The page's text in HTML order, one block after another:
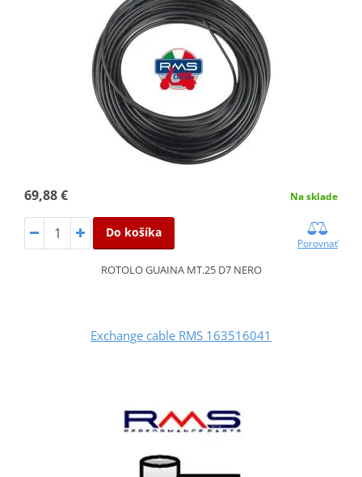
69,88 € Na sklade
Do košíka
Porovnať
ROTOLO GUAINA MT.25 D7 NERO
Exchange cable RMS 163516041